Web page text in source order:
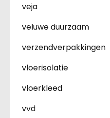
veja
veluwe duurzaam
verzendverpakkingen
vloerisolatie
vloerkleed
vvd